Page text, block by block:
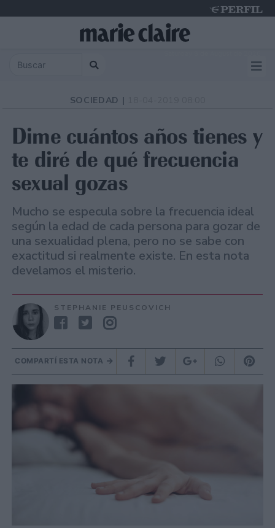
SOCIEDAD |
Dime cuántos años tienes y
te diré de qué frecuencia
sexual gozas
Mucho se especula sobre la frecuencia ideal
según la edad de cada persona para gozar de
una sexualidad plena, pero no se sabe con
exactitud si realmente existe. En esta nota
develamos el misterio.
STEPHANIE PEUSCOVICH
COMPARTÍ ESTA NOTA